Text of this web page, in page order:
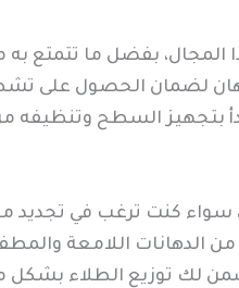
المجال، بفضل ما تتمتع
لضمان الحصول على
السطح وتنظيفه من
سواء كنت ترغب في تجديد
الدهانات اللامعة
لك توزيع الطلاء